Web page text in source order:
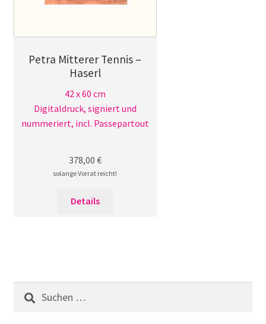
Petra Mitterer Tennis –
Haserl
42 x 60 cm
Digitaldruck, signiert und
nummeriert, incl. Passepartout
378,00 €
solange Vorrat reicht!
Details
Suchen
nach: